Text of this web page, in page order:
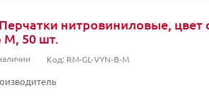
нитровиниловые, цвет
M, 50 шт.
Код: RM-GL-VYN-B-M